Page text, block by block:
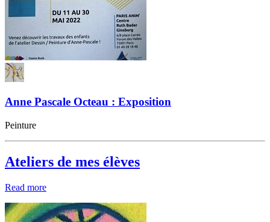
Anne Pascale Octeau : Exposition
Peinture
Ateliers de mes élèves
Read more